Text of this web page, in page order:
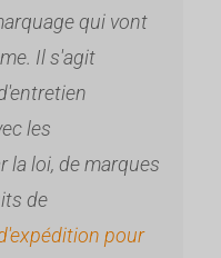
qui vont
Il s'agit
les
la loi, de marques
de
pour